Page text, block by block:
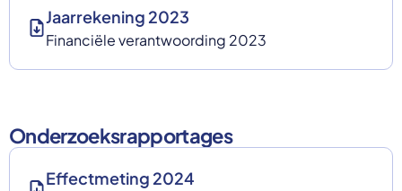
Jaarrekening 2023
Financiële verantwoording 2023
Onderzoeksrapportages
Effectmeting 2024